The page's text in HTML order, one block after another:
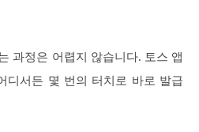
과정은 어렵지 않습니다. 토스 앱
디서든 몇 번의 터치로 바로 발급